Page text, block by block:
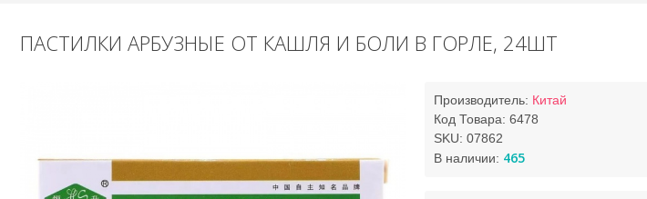
ПАСТИЛКИ АРБУЗНЫЕ ОТ КАШЛЯ И БОЛИ В ГОРЛЕ, 24ШТ
Производитель: Китай
Код Товара: 6478
SKU: 07862
В наличии: 465